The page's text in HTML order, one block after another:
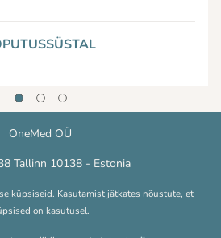
OneMed OÜ
Tallinn 10138 - Estonia
küpsiseid. Kasutamist jätkates nõustute, et
on kasutusel.